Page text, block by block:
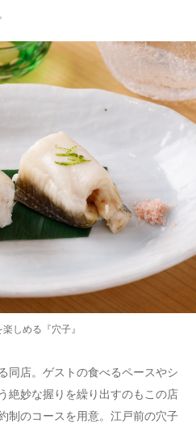
しめる『穴子』
同店。ゲストの食べるペースやシ
絶妙な握りを繰り出すのもこの店
制のコースを用意。江戸前の穴子